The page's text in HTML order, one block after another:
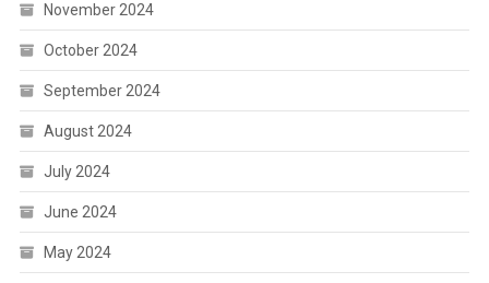
November 2024
October 2024
September 2024
August 2024
July 2024
June 2024
May 2024